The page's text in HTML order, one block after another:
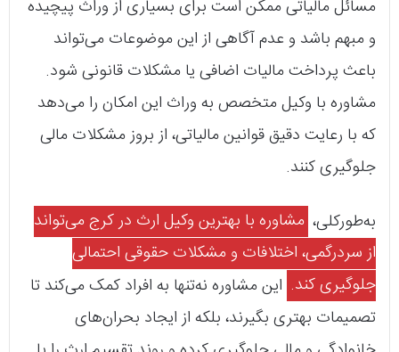
مسائل مالیاتی ممکن است برای بسیاری از وراث پیچیده
و مبهم باشد و عدم آگاهی از این موضوعات می‌تواند
باعث پرداخت مالیات اضافی یا مشکلات قانونی شود.
مشاوره با وکیل متخصص به وراث این امکان را می‌دهد
که با رعایت دقیق قوانین مالیاتی، از بروز مشکلات مالی
جلوگیری کنند.
به‌طورکلی، مشاوره با بهترین وکیل ارث در کرج می‌تواند
از سردرگمی، اختلافات و مشکلات حقوقی احتمالی
جلوگیری کند. این مشاوره نه‌تنها به افراد کمک می‌کند تا
تصمیمات بهتری بگیرند، بلکه از ایجاد بحران‌های